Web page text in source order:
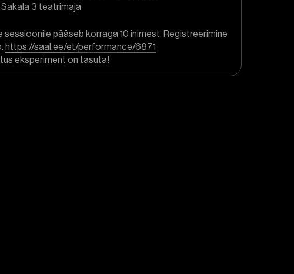
3 teatrimaja
sessioonile pääseb korraga 10 inimest. Registreerimine
https://saal.ee/et/performance/6871
eksperiment on tasuta!